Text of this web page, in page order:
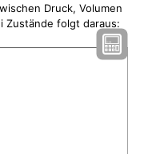
Druck, Volumen
Zustände folgt daraus: